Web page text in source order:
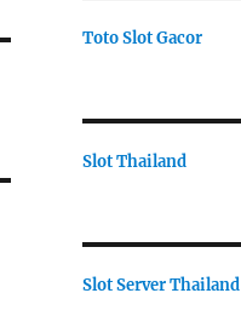
Toto Slot Gacor
Slot Thailand
Slot Server Thailand